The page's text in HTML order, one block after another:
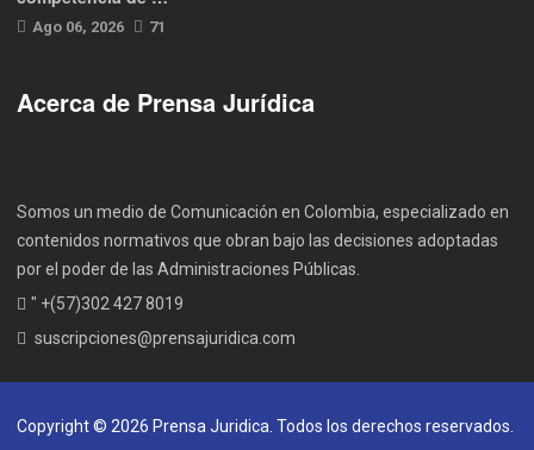
Ago 06, 2026 71
Acerca de Prensa Jurídica
Somos un medio de Comunicación en Colombia, especializado en
contenidos normativos que obran bajo las decisiones adoptadas
por el poder de las Administraciones Públicas.
" +(57)302 427 8019
suscripciones@prensajuridica.com
Copyright © 2026 Prensa Juridica. Todos los derechos reservados.